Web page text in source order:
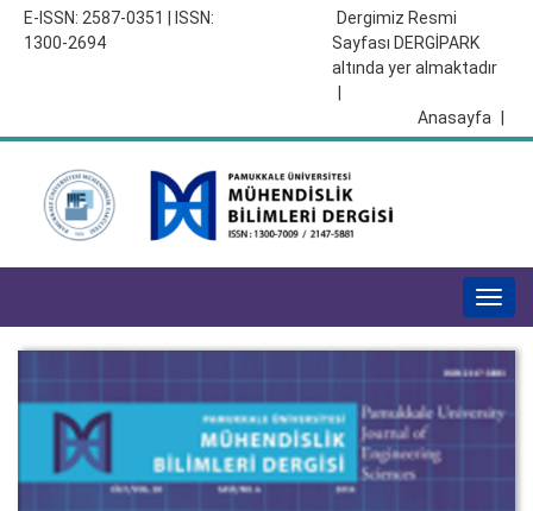
E-ISSN: 2587-0351 | ISSN:
1300-2694
Dergimiz Resmi
Sayfası DERGİPARK
altında yer almaktadır
Anasayfa